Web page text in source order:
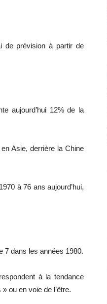
de prévision à partir de
aujourd’hui 12% de la
Asie, derrière la Chine
à 76 ans aujourd’hui,
7 dans les années 1980.
à la tendance
ou en voie de l’être.